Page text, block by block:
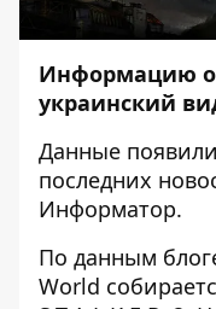
Информацию о
украинский
Данные
последних
Информатор.
По данным
World